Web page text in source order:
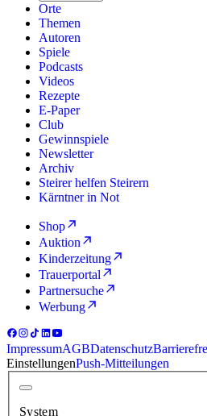
Orte
Themen
Autoren
Spiele
Podcasts
Videos
Rezepte
E-Paper
Club
Gewinnspiele
Newsletter
Archiv
Steirer helfen Steirern
Kärntner in Not
Shop
Auktion
Kinderzeitung
Trauerportal
Partnersuche
Werbung
ImpressumAGBDatenschutz
EinstellungenPush-Mitteilungen
System